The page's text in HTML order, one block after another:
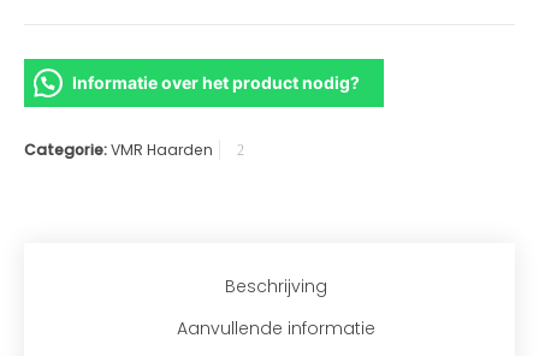
Informatie over het product nodig?
Categorie:VMR Haarden
Beschrijving
Aanvullende informatie